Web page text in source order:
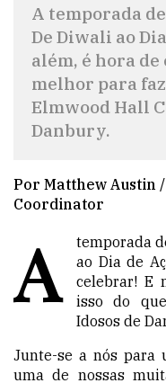
A temporada
De Diwali ao
além, é hora
melhor para
Elmwood Hall
Danbury.
Por Matthew Austin
Coordinator
A
temporada
ao Dia de
celebrar! E
isso do
Idosos de
Junte-se a nós para
uma de nossas